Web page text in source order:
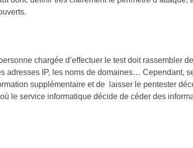
chargée d’effectuer le test doit rassembler
adresses IP, les noms de domaines… Cependant,
supplémentaire et de laisser le pentester
le service informatique décide de céder des